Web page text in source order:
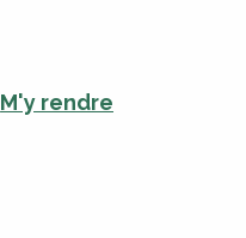
M'y rendre